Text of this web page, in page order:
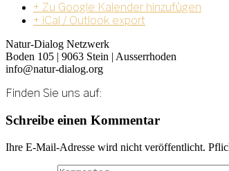
+ Zu Google Kalender hinzufügen
+ iCal / Outlook export
Natur-Dialog Netzwerk
Boden 105 | 9063 Stein | Ausserrhoden
info@natur-dialog.org
Finden Sie uns auf:
Linkedin
page
opens
in
E-
Mail
page
opens
Schreibe einen Kommentar
Ihre E-Mail-Adresse wird nicht veröffentlicht.